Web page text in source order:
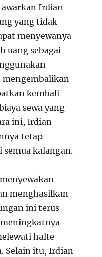
Irdian
yang tidak
menyewanya
uang sebagai
mengembalikan
kembali
sewa yang
ini, Irdian
tetap
kalangan.
menghasilkan
ini terus
halte
Selain itu, Irdian